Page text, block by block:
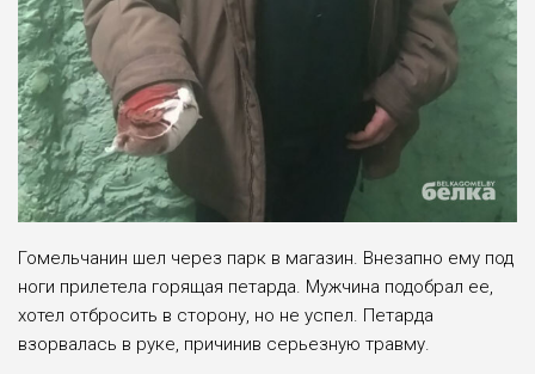
Гомельчанин шел через парк в магазин. Внезапно ему под
ноги прилетела горящая петарда. Мужчина подобрал ее,
хотел отбросить в сторону, но не успел. Петарда
взорвалась в руке, причинив серьезную травму.